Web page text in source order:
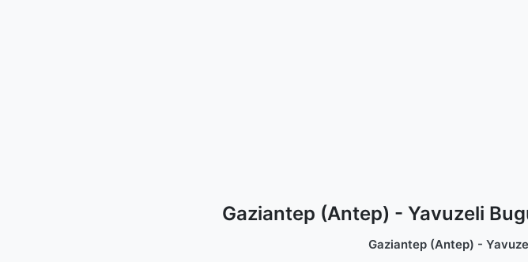
Gaziantep (Antep) - Yavuzeli
Gaziantep (Antep) -